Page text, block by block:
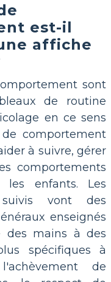
est-il
affiche
sont
de routine
en ce sens
comportement
à suivre, gérer
comportements
les enfants. Les
suivis vont des
enseignés
des mains à des
spécifiques à
de